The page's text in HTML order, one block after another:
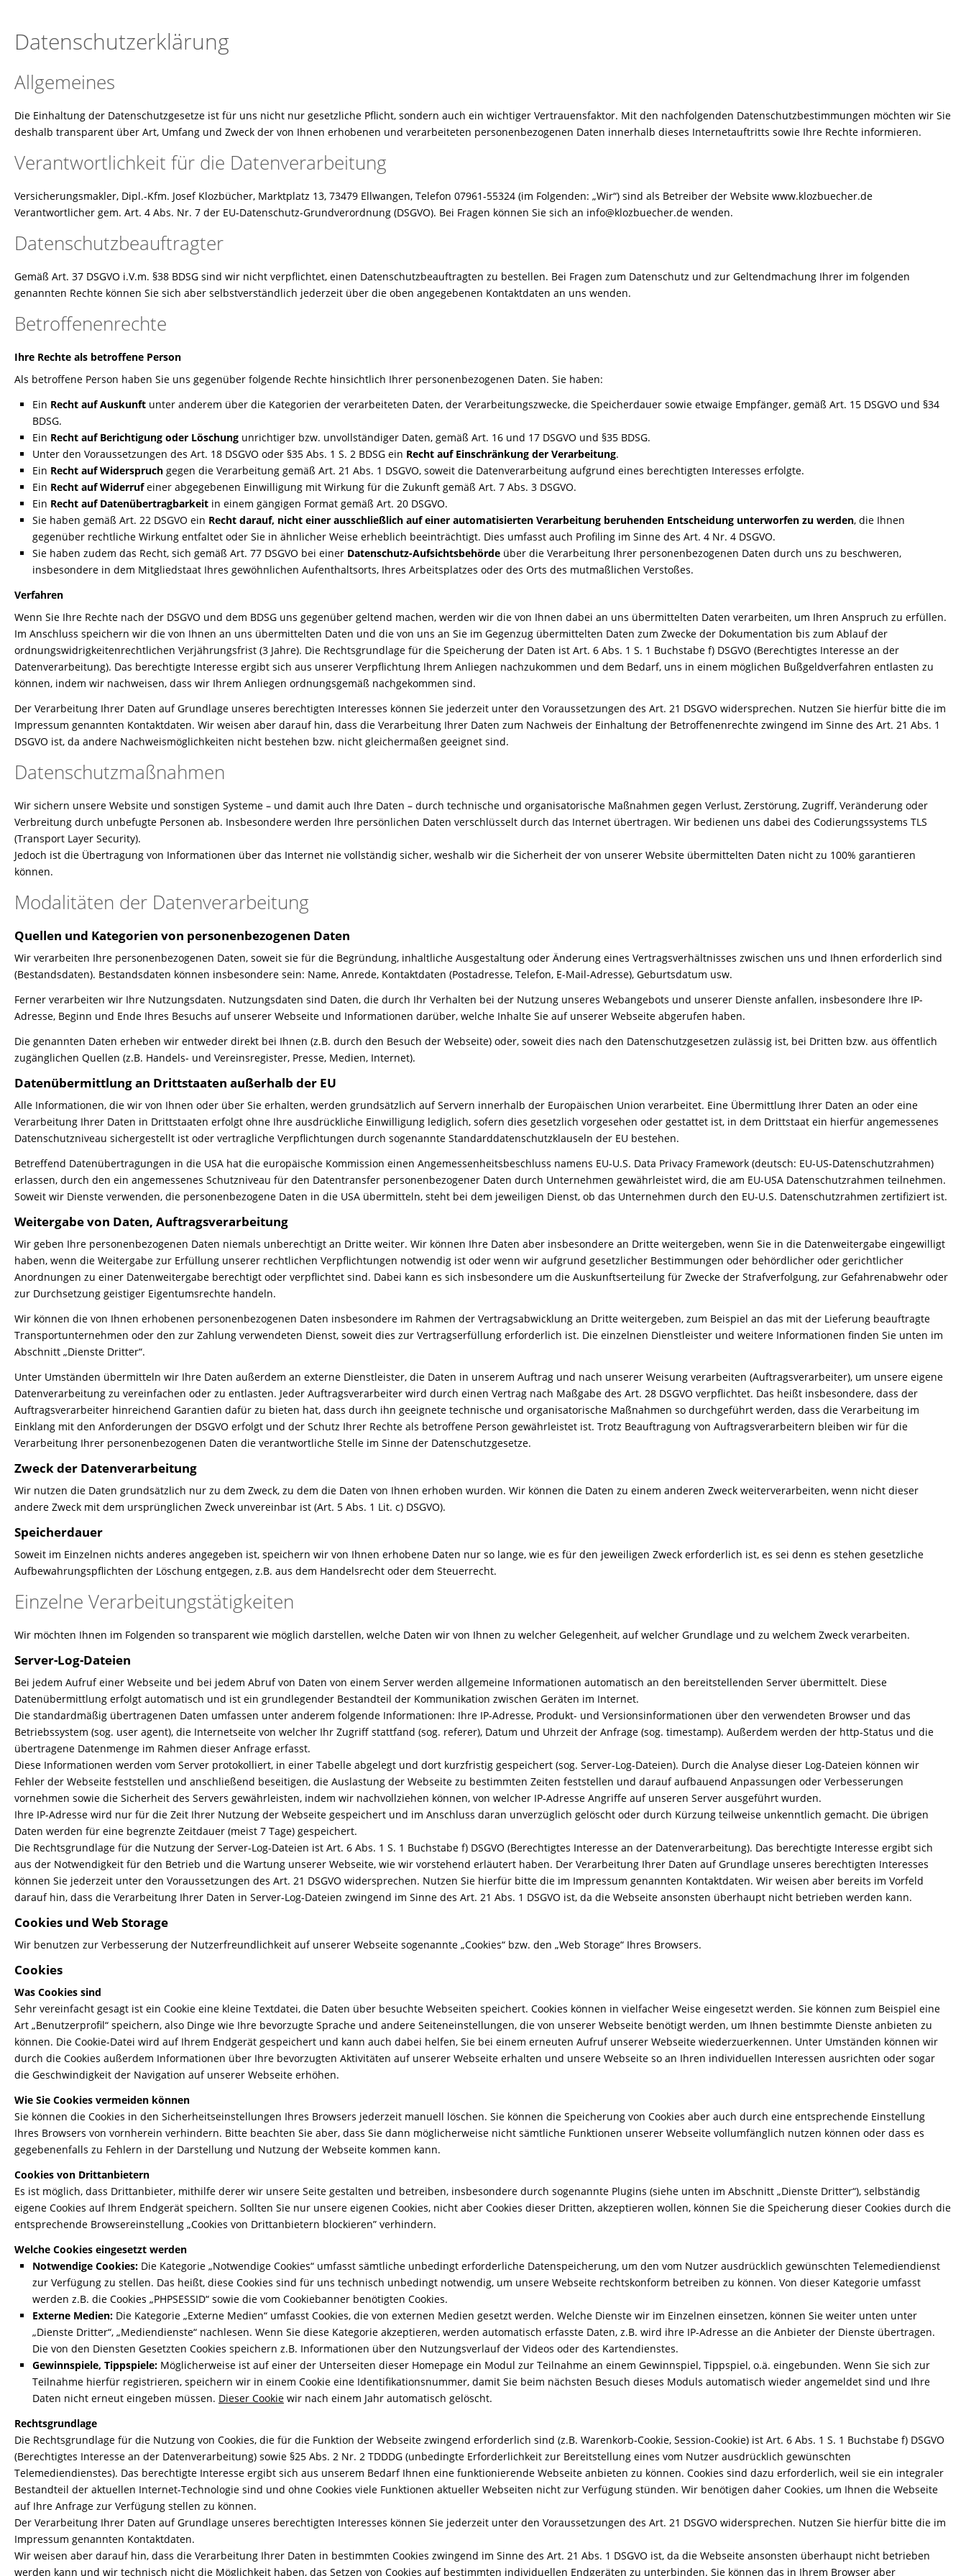
Datenschutzerklärung
Allgemeines
Die Einhaltung der Datenschutzgesetze ist für uns nicht nur gesetzliche Pflicht, sondern auch ein wichtiger Vertrauensfaktor. Mit den nachfolgenden Datenschutzbestimmungen möchten wir Sie
deshalb transparent über Art, Umfang und Zweck der von Ihnen erhobenen und verarbeiteten personenbezogenen Daten innerhalb dieses Internetauftritts sowie Ihre Rechte informieren.
Verantwortlichkeit für die Datenverarbeitung
Versicherungsmakler, Dipl.-Kfm. Josef Klozbücher, Marktplatz 13, 73479 Ellwangen, Telefon 07961-55324 (im Folgenden: „Wir“) sind als Betreiber der Website www.klozbuecher.de
Verantwortlicher gem. Art. 4 Abs. Nr. 7 der EU-Datenschutz-Grundverordnung (DSGVO). Bei Fragen können Sie sich an info@klozbuecher.de wenden.
Datenschutzbeauftragter
Gemäß Art. 37 DSGVO i.V.m. §38 BDSG sind wir nicht verpflichtet, einen Datenschutzbeauftragten zu bestellen. Bei Fragen zum Datenschutz und zur Geltendmachung Ihrer im folgenden
genannten Rechte können Sie sich aber selbstverständlich jederzeit über die oben angegebenen Kontaktdaten an uns wenden.
Betroffenenrechte
Ihre Rechte als betroffene Person
Als betroffene Person haben Sie uns gegenüber folgende Rechte hinsichtlich Ihrer personenbezogenen Daten. Sie haben:
Ein Recht auf Auskunft unter anderem über die Kategorien der verarbeiteten Daten, der Verarbeitungszwecke, die Speicherdauer sowie etwaige Empfänger, gemäß Art. 15 DSGVO und §34
BDSG.
Ein Recht auf Berichtigung oder Löschung unrichtiger bzw. unvollständiger Daten, gemäß Art. 16 und 17 DSGVO und §35 BDSG.
Unter den Voraussetzungen des Art. 18 DSGVO oder §35 Abs. 1 S. 2 BDSG ein Recht auf Einschränkung der Verarbeitung.
Ein Recht auf Widerspruch gegen die Verarbeitung gemäß Art. 21 Abs. 1 DSGVO, soweit die Datenverarbeitung aufgrund eines berechtigten Interesses erfolgte.
Ein Recht auf Widerrufeiner abgegebenen Einwilligung mit Wirkung für die Zukunft gemäß Art. 7 Abs. 3 DSGVO.
Ein Recht auf Datenübertragbarkeit in einem gängigen Format gemäß Art. 20 DSGVO.
Sie haben gemäß Art. 22 DSGVO ein Recht darauf, nicht einer ausschließlich auf einer automatisierten Verarbeitung beruhenden Entscheidung unterworfen zu werden, die Ihnen
gegenüber rechtliche Wirkung entfaltet oder Sie in ähnlicher Weise erheblich beeinträchtigt. Dies umfasst auch Profiling im Sinne des Art. 4 Nr. 4 DSGVO.
Sie haben zudem das Recht, sich gemäß Art. 77 DSGVO bei einer Datenschutz-Aufsichtsbehörde über die Verarbeitung Ihrer personenbezogenen Daten durch uns zu beschweren,
insbesondere in dem Mitgliedstaat Ihres gewöhnlichen Aufenthaltsorts, Ihres Arbeitsplatzes oder des Orts des mutmaßlichen Verstoßes.
Verfahren
Wenn Sie Ihre Rechte nach der DSGVO und dem BDSG uns gegenüber geltend machen, werden wir die von Ihnen dabei an uns übermittelten Daten verarbeiten, um Ihren Anspruch zu erfüllen.
Im Anschluss speichern wir die von Ihnen an uns übermittelten Daten und die von uns an Sie im Gegenzug übermittelten Daten zum Zwecke der Dokumentation bis zum Ablauf der
ordnungswidrigkeitenrechtlichen Verjährungsfrist (3 Jahre). Die Rechtsgrundlage für die Speicherung der Daten ist Art. 6 Abs. 1 S. 1 Buchstabe f) DSGVO (Berechtigtes Interesse an der
Datenverarbeitung). Das berechtigte Interesse ergibt sich aus unserer Verpflichtung Ihrem Anliegen nachzukommen und dem Bedarf, uns in einem möglichen Bußgeldverfahren entlasten zu
können, indem wir nachweisen, dass wir Ihrem Anliegen ordnungsgemäß nachgekommen sind.
Der Verarbeitung Ihrer Daten auf Grundlage unseres berechtigten Interesses können Sie jederzeit unter den Voraussetzungen des Art. 21 DSGVO widersprechen. Nutzen Sie hierfür bitte die im
Impressum genannten Kontaktdaten. Wir weisen aber darauf hin, dass die Verarbeitung Ihrer Daten zum Nachweis der Einhaltung der Betroffenenrechte zwingend im Sinne des Art. 21 Abs. 1
DSGVO ist, da andere Nachweismöglichkeiten nicht bestehen bzw. nicht gleichermaßen geeignet sind.
Datenschutzmaßnahmen
Wir sichern unsere Website und sonstigen Systeme – und damit auch Ihre Daten – durch technische und organisatorische Maßnahmen gegen Verlust, Zerstörung, Zugriff, Veränderung oder
Verbreitung durch unbefugte Personen ab. Insbesondere werden Ihre persönlichen Daten verschlüsselt durch das Internet übertragen. Wir bedienen uns dabei des Codierungssystems TLS
(Transport Layer Security).
Jedoch ist die Übertragung von Informationen über das Internet nie vollständig sicher, weshalb wir die Sicherheit der von unserer Website übermittelten Daten nicht zu 100% garantieren
können.
Modalitäten der Datenverarbeitung
Quellen und Kategorien von personenbezogenen Daten
Wir verarbeiten Ihre personenbezogenen Daten, soweit sie für die Begründung, inhaltliche Ausgestaltung oder Änderung eines Vertragsverhältnisses zwischen uns und Ihnen erforderlich sind
(Bestandsdaten). Bestandsdaten können insbesondere sein: Name, Anrede, Kontaktdaten (Postadresse, Telefon, E-Mail-Adresse), Geburtsdatum usw.
Ferner verarbeiten wir Ihre Nutzungsdaten. Nutzungsdaten sind Daten, die durch Ihr Verhalten bei der Nutzung unseres Webangebots und unserer Dienste anfallen, insbesondere Ihre IP-
Adresse, Beginn und Ende Ihres Besuchs auf unserer Webseite und Informationen darüber, welche Inhalte Sie auf unserer Webseite abgerufen haben.
Die genannten Daten erheben wir entweder direkt bei Ihnen (z.B. durch den Besuch der Webseite) oder, soweit dies nach den Datenschutzgesetzen zulässig ist, bei Dritten bzw. aus öffentlich
zugänglichen Quellen (z.B. Handels- und Vereinsregister, Presse, Medien, Internet).
Datenübermittlung an Drittstaaten außerhalb der EU
Alle Informationen, die wir von Ihnen oder über Sie erhalten, werden grundsätzlich auf Servern innerhalb der Europäischen Union verarbeitet. Eine Übermittlung Ihrer Daten an oder eine
Verarbeitung Ihrer Daten in Drittstaaten erfolgt ohne Ihre ausdrückliche Einwilligung lediglich, sofern dies gesetzlich vorgesehen oder gestattet ist, in dem Drittstaat ein hierfür angemessenes
Datenschutzniveau sichergestellt ist oder vertragliche Verpflichtungen durch sogenannte Standarddatenschutzklauseln der EU bestehen.
Betreffend Datenübertragungen in die USA hat die europäische Kommission einen Angemessenheitsbeschluss namens EU-U.S. Data Privacy Framework (deutsch: EU-US-Datenschutzrahmen)
erlassen, durch den ein angemessenes Schutzniveau für den Datentransfer personenbezogener Daten durch Unternehmen gewährleistet wird, die am EU-USA Datenschutzrahmen teilnehmen.
Soweit wir Dienste verwenden, die personenbezogene Daten in die USA übermitteln, steht bei dem jeweiligen Dienst, ob das Unternehmen durch den EU-U.S. Datenschutzrahmen zertifiziert ist.
Weitergabe von Daten, Auftragsverarbeitung
Wir geben Ihre personenbezogenen Daten niemals unberechtigt an Dritte weiter. Wir können Ihre Daten aber insbesondere an Dritte weitergeben, wenn Sie in die Datenweitergabe eingewilligt
haben, wenn die Weitergabe zur Erfüllung unserer rechtlichen Verpflichtungen notwendig ist oder wenn wir aufgrund gesetzlicher Bestimmungen oder behördlicher oder gerichtlicher
Anordnungen zu einer Datenweitergabe berechtigt oder verpflichtet sind. Dabei kann es sich insbesondere um die Auskunftserteilung für Zwecke der Strafverfolgung, zur Gefahrenabwehr oder
zur Durchsetzung geistiger Eigentumsrechte handeln.
Wir können die von Ihnen erhobenen personenbezogenen Daten insbesondere im Rahmen der Vertragsabwicklung an Dritte weitergeben, zum Beispiel an das mit der Lieferung beauftragte
Transportunternehmen oder den zur Zahlung verwendeten Dienst, soweit dies zur Vertragserfüllung erforderlich ist. Die einzelnen Dienstleister und weitere Informationen finden Sie unten im
Abschnitt „Dienste Dritter“.
Unter Umständen übermitteln wir Ihre Daten außerdem an externe Dienstleister, die Daten in unserem Auftrag und nach unserer Weisung verarbeiten (Auftragsverarbeiter), um unsere eigene
Datenverarbeitung zu vereinfachen oder zu entlasten. Jeder Auftragsverarbeiter wird durch einen Vertrag nach Maßgabe des Art. 28 DSGVO verpflichtet. Das heißt insbesondere, dass der
Auftragsverarbeiter hinreichend Garantien dafür zu bieten hat, dass durch ihn geeignete technische und organisatorische Maßnahmen so durchgeführt werden, dass die Verarbeitung im
Einklang mit den Anforderungen der DSGVO erfolgt und der Schutz Ihrer Rechte als betroffene Person gewährleistet ist. Trotz Beauftragung von Auftragsverarbeitern bleiben wir für die
Verarbeitung Ihrer personenbezogenen Daten die verantwortliche Stelle im Sinne der Datenschutzgesetze.
Zweck der Datenverarbeitung
Wir nutzen die Daten grundsätzlich nur zu dem Zweck, zu dem die Daten von Ihnen erhoben wurden. Wir können die Daten zu einem anderen Zweck weiterverarbeiten, wenn nicht dieser
andere Zweck mit dem ursprünglichen Zweck unvereinbar ist (Art. 5 Abs. 1 Lit. c) DSGVO).
Speicherdauer
Soweit im Einzelnen nichts anderes angegeben ist, speichern wir von Ihnen erhobene Daten nur so lange, wie es für den jeweiligen Zweck erforderlich ist, es sei denn es stehen gesetzliche
Aufbewahrungspflichten der Löschung entgegen, z.B. aus dem Handelsrecht oder dem Steuerrecht.
Einzelne Verarbeitungstätigkeiten
Wir möchten Ihnen im Folgenden so transparent wie möglich darstellen, welche Daten wir von Ihnen zu welcher Gelegenheit, auf welcher Grundlage und zu welchem Zweck verarbeiten.
Server-Log-Dateien
Bei jedem Aufruf einer Webseite und bei jedem Abruf von Daten von einem Server werden allgemeine Informationen automatisch an den bereitstellenden Server übermittelt. Diese
Datenübermittlung erfolgt automatisch und ist ein grundlegender Bestandteil der Kommunikation zwischen Geräten im Internet.
Die standardmäßig übertragenen Daten umfassen unter anderem folgende Informationen: Ihre IP-Adresse, Produkt- und Versionsinformationen über den verwendeten Browser und das
Betriebssystem (sog. user agent), die Internetseite von welcher Ihr Zugriff stattfand (sog. referer), Datum und Uhrzeit der Anfrage (sog. timestamp). Außerdem werden der http-Status und die
übertragene Datenmenge im Rahmen dieser Anfrage erfasst.
Diese Informationen werden vom Server protokolliert, in einer Tabelle abgelegt und dort kurzfristig gespeichert (sog. Server-Log-Dateien). Durch die Analyse dieser Log-Dateien können wir
Fehler der Webseite feststellen und anschließend beseitigen, die Auslastung der Webseite zu bestimmten Zeiten feststellen und darauf aufbauend Anpassungen oder Verbesserungen
vornehmen sowie die Sicherheit des Servers gewährleisten, indem wir nachvollziehen können, von welcher IP-Adresse Angriffe auf unseren Server ausgeführt wurden.
Ihre IP-Adresse wird nur für die Zeit Ihrer Nutzung der Webseite gespeichert und im Anschluss daran unverzüglich gelöscht oder durch Kürzung teilweise unkenntlich gemacht. Die übrigen
Daten werden für eine begrenzte Zeitdauer (meist 7 Tage) gespeichert.
Die Rechtsgrundlage für die Nutzung der Server-Log-Dateien ist Art. 6 Abs. 1 S. 1 Buchstabe f) DSGVO (Berechtigtes Interesse an der Datenverarbeitung). Das berechtigte Interesse ergibt sich
aus der Notwendigkeit für den Betrieb und die Wartung unserer Webseite, wie wir vorstehend erläutert haben. Der Verarbeitung Ihrer Daten auf Grundlage unseres berechtigten Interesses
können Sie jederzeit unter den Voraussetzungen des Art. 21 DSGVO widersprechen. Nutzen Sie hierfür bitte die im Impressum genannten Kontaktdaten. Wir weisen aber bereits im Vorfeld
darauf hin, dass die Verarbeitung Ihrer Daten in Server-Log-Dateien zwingend im Sinne des Art. 21 Abs. 1 DSGVO ist, da die Webseite ansonsten überhaupt nicht betrieben werden kann.
Cookies und Web Storage
Wir benutzen zur Verbesserung der Nutzerfreundlichkeit auf unserer Webseite sogenannte „Cookies“ bzw. den „Web Storage“ Ihres Browsers.
Cookies
Was Cookies sind
Sehr vereinfacht gesagt ist ein Cookie eine kleine Textdatei, die Daten über besuchte Webseiten speichert. Cookies können in vielfacher Weise eingesetzt werden. Sie können zum Beispiel eine
Art „Benutzerprofil“ speichern, also Dinge wie Ihre bevorzugte Sprache und andere Seiteneinstellungen, die von unserer Webseite benötigt werden, um Ihnen bestimmte Dienste anbieten zu
können. Die Cookie-Datei wird auf Ihrem Endgerät gespeichert und kann auch dabei helfen, Sie bei einem erneuten Aufruf unserer Webseite wiederzuerkennen. Unter Umständen können wir
durch die Cookies außerdem Informationen über Ihre bevorzugten Aktivitäten auf unserer Webseite erhalten und unsere Webseite so an Ihren individuellen Interessen ausrichten oder sogar
die Geschwindigkeit der Navigation auf unserer Webseite erhöhen.
Wie Sie Cookies vermeiden können
Sie können die Cookies in den Sicherheitseinstellungen Ihres Browsers jederzeit manuell löschen. Sie können die Speicherung von Cookies aber auch durch eine entsprechende Einstellung
Ihres Browsers von vornherein verhindern. Bitte beachten Sie aber, dass Sie dann möglicherweise nicht sämtliche Funktionen unserer Webseite vollumfänglich nutzen können oder dass es
gegebenenfalls zu Fehlern in der Darstellung und Nutzung der Webseite kommen kann.
Cookies von Drittanbietern
Es ist möglich, dass Drittanbieter, mithilfe derer wir unsere Seite gestalten und betreiben, insbesondere durch sogenannte Plugins (siehe unten im Abschnitt „Dienste Dritter“), selbständig
eigene Cookies auf Ihrem Endgerät speichern. Sollten Sie nur unsere eigenen Cookies, nicht aber Cookies dieser Dritten, akzeptieren wollen, können Sie die Speicherung dieser Cookies durch die
entsprechende Browsereinstellung „Cookies von Drittanbietern blockieren” verhindern.
Welche Cookies eingesetzt werden
Notwendige Cookies: Die Kategorie „Notwendige Cookies“ umfasst sämtliche unbedingt erforderliche Datenspeicherung, um den vom Nutzer ausdrücklich gewünschten Telemediendienst
zur Verfügung zu stellen. Das heißt, diese Cookies sind für uns technisch unbedingt notwendig, um unsere Webseite rechtskonform betreiben zu können. Von dieser Kategorie umfasst
werden z.B. die Cookies „PHPSESSID“ sowie die vom Cookiebanner benötigten Cookies.
Externe Medien: Die Kategorie „Externe Medien“ umfasst Cookies, die von externen Medien gesetzt werden. Welche Dienste wir im Einzelnen einsetzen, können Sie weiter unten unter
„Dienste Dritter“, „Mediendienste“ nachlesen. Wenn Sie diese Kategorie akzeptieren, werden automatisch erfasste Daten, z.B. wird ihre IP-Adresse an die Anbieter der Dienste übertragen.
Die von den Diensten Gesetzten Cookies speichern z.B. Informationen über den Nutzungsverlauf der Videos oder des Kartendienstes.
Gewinnspiele, Tippspiele: Möglicherweise ist auf einer der Unterseiten dieser Homepage ein Modul zur Teilnahme an einem Gewinnspiel, Tippspiel, o.ä. eingebunden. Wenn Sie sich zur
Teilnahme hierfür registrieren, speichern wir in einem Cookie eine Identifikationsnummer, damit Sie beim nächsten Besuch dieses Moduls automatisch wieder angemeldet sind und Ihre
Daten nicht erneut eingeben müssen. Dieser Cookie wir nach einem Jahr automatisch gelöscht.
Rechtsgrundlage
Die Rechtsgrundlage für die Nutzung von Cookies, die für die Funktion der Webseite zwingend erforderlich sind (z.B. Warenkorb-Cookie, Session-Cookie) ist Art. 6 Abs. 1 S. 1 Buchstabe f) DSGVO
(Berechtigtes Interesse an der Datenverarbeitung) sowie §25 Abs. 2 Nr. 2 TDDDG (unbedingte Erforderlichkeit zur Bereitstellung eines vom Nutzer ausdrücklich gewünschten
Telemediendienstes). Das berechtigte Interesse ergibt sich aus unserem Bedarf Ihnen eine funktionierende Webseite anbieten zu können. Cookies sind dazu erforderlich, weil sie ein integraler
Bestandteil der aktuellen Internet-Technologie sind und ohne Cookies viele Funktionen aktueller Webseiten nicht zur Verfügung stünden. Wir benötigen daher Cookies, um Ihnen die Webseite
auf Ihre Anfrage zur Verfügung stellen zu können.
Der Verarbeitung Ihrer Daten auf Grundlage unseres berechtigten Interesses können Sie jederzeit unter den Voraussetzungen des Art. 21 DSGVO widersprechen. Nutzen Sie hierfür bitte die im
Impressum genannten Kontaktdaten.
Wir weisen aber darauf hin, dass die Verarbeitung Ihrer Daten in bestimmten Cookies zwingend im Sinne des Art. 21 Abs. 1 DSGVO ist, da die Webseite ansonsten überhaupt nicht betrieben
werden kann und wir technisch nicht die Möglichkeit haben, das Setzen von Cookies auf bestimmten individuellen Endgeräten zu unterbinden. Sie können das in Ihrem Browser aber